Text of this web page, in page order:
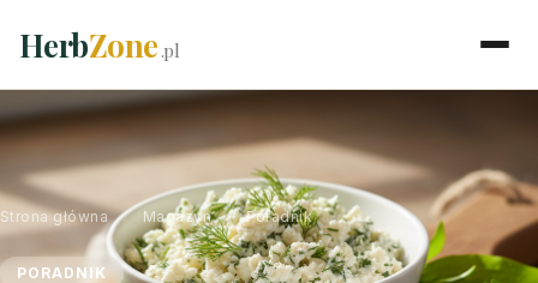
HerbZone.pl
Strona główna › Magazyn › Poradnik
PORADNIK